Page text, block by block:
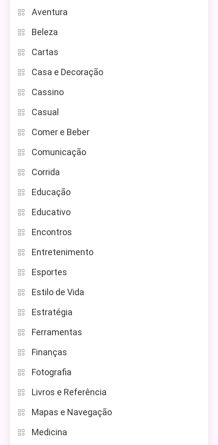
Aventura
Beleza
Cartas
Casa e Decoração
Cassino
Casual
Comer e Beber
Comunicação
Corrida
Educação
Educativo
Encontros
Entretenimento
Esportes
Estilo de Vida
Estratégia
Ferramentas
Finanças
Fotografia
Livros e Referência
Mapas e Navegação
Medicina